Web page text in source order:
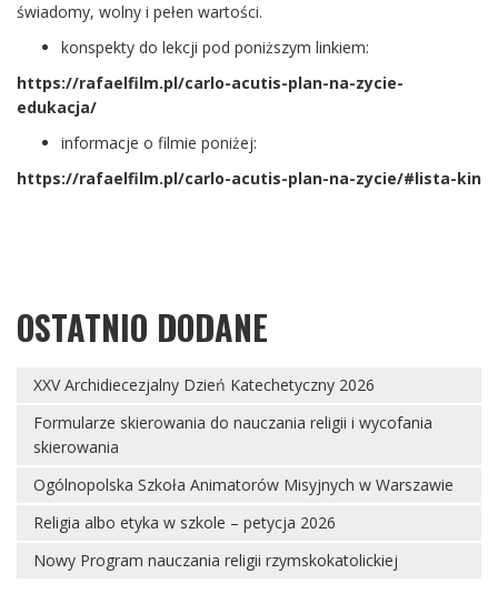
świadomy, wolny i pełen wartości.
konspekty do lekcji pod poniższym linkiem:
https://rafaelfilm.pl/carlo-acutis-plan-na-zycie-
edukacja/
informacje o filmie poniżej:
https://rafaelfilm.pl/carlo-acutis-plan-na-zycie/#lista-kin
OSTATNIO DODANE
XXV Archidiecezjalny Dzień Katechetyczny 2026
Formularze skierowania do nauczania religii i wycofania
skierowania
Ogólnopolska Szkoła Animatorów Misyjnych w Warszawie
Religia albo etyka w szkole – petycja 2026
Nowy Program nauczania religii rzymskokatolickiej